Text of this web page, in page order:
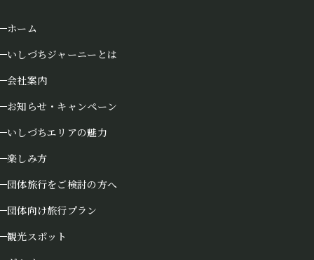
ホーム
いしづちジャーニーとは
会社案内
お知らせ・キャンペーン
いしづちエリアの魅力
楽しみ方
団体旅行をご検討の方へ
団体向け旅行プラン
観光スポット